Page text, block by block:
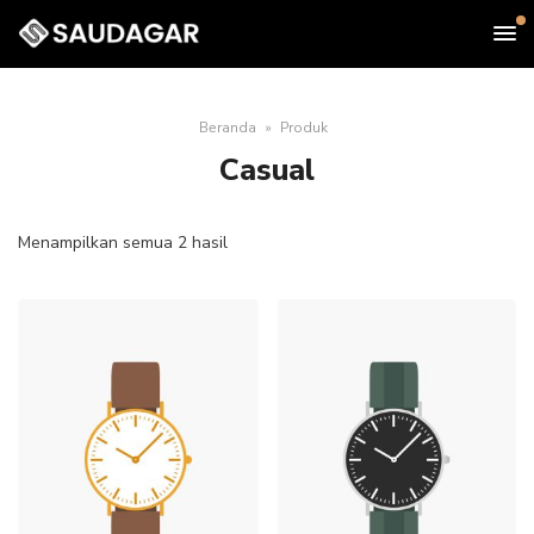
Beranda Produk
Casual
Menampilkan semua 2 hasilDiurutkan